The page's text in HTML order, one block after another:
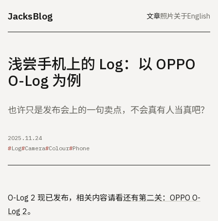
JacksBlog 文章照片关于English
浅尝手机上的 Log：以 OPPO
O-Log 为例
也许只是发布会上的一句卖点，不会真有人当真吧？
2025.11.24
Log Camera Colour Phone
O-Log 2 现已发布，相关内容请看还有第二关：OPPO O-
Log 2。